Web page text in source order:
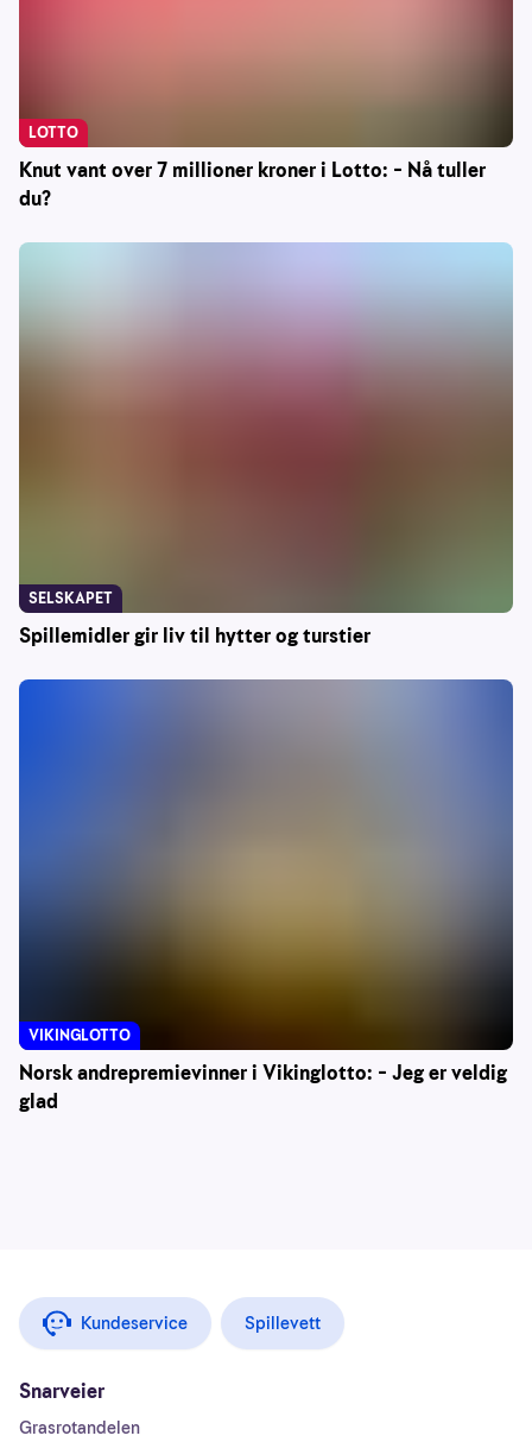
Knut vant over 7 millioner kroner i Lotto: – Nå tuller
du?
LOTTO
Spillemidler gir liv til hytter og turstier
SELSKAPET
Norsk andrepremievinner i Vikinglotto: – Jeg er veldig
glad
VIKINGLOTTO
Kundeservice Spillevett
Snarveier
Grasrotandelen